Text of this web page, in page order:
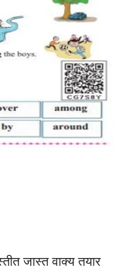
जास्त वाक्य तयार